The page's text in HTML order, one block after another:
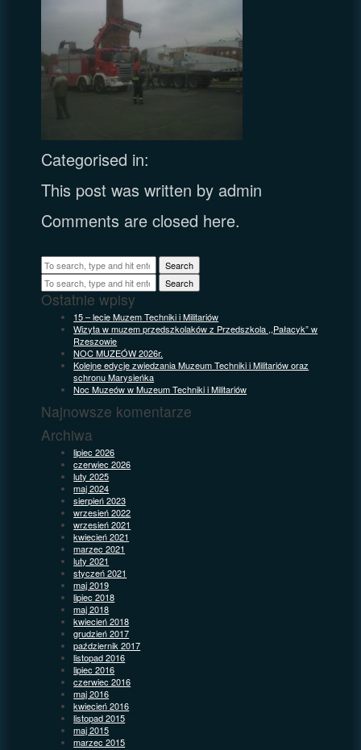
Categorised in:
This post was written by admin
Comments are closed here.
Search
Search
Ostatnie wpisy
15 – lecie Muzem Techniki i Militariów
Wizyta w muzem przedszkolaków z Przedszkola ,,Pałacyk” w
Rzeszowie
NOC MUZEÓW 2026r.
Kolejne edycje zwiedzania Muzeum Techniki i Militariów oraz
schronu Marysieńka
Noc Muzeów w Muzeum Techniki i Militariów
Najnowsze komentarze
Archiwa
lipiec 2026
czerwiec 2026
luty 2025
maj 2024
sierpień 2023
wrzesień 2022
wrzesień 2021
kwiecień 2021
marzec 2021
luty 2021
styczeń 2021
maj 2019
lipiec 2018
maj 2018
kwiecień 2018
grudzień 2017
październik 2017
listopad 2016
lipiec 2016
czerwiec 2016
maj 2016
kwiecień 2016
listopad 2015
maj 2015
marzec 2015